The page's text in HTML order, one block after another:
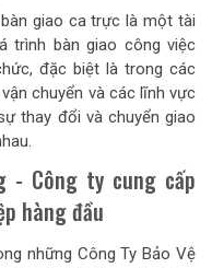
giao ca trực là một tài
trình bàn giao công việc
đặc biệt là trong các
chuyển và các lĩnh vực
thay đổi và chuyển giao
- Công ty cung cấp
hàng đầu
những Công Ty Bảo Vệ